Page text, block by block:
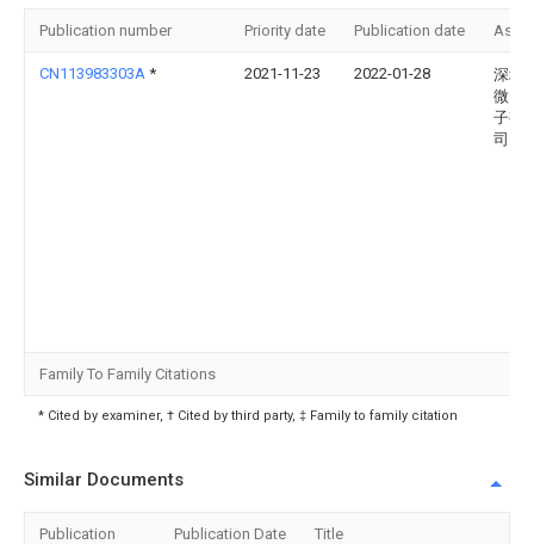
Publication number Priority date Publication date
CN113983303A * 2021-11-23 2022-01-28
深圳
微智
子有
司
Family To Family Citations
* Cited by examiner, † Cited by third party, ‡ Family to family citation
Similar Documents
Publication Publication Date Title